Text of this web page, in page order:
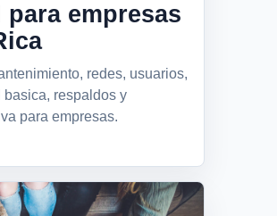
para empresas
redes, usuarios,
respaldos y
para empresas.